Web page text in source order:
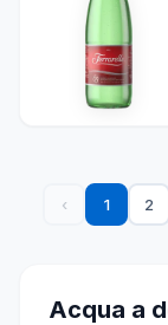
‹ 1 2
Acqua a